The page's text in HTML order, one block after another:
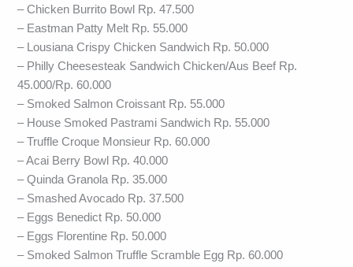
– Chicken Burrito Bowl Rp. 47.500
– Eastman Patty Melt Rp. 55.000
– Lousiana Crispy Chicken Sandwich Rp. 50.000
– Philly Cheesesteak Sandwich Chicken/Aus Beef Rp.
45.000/Rp. 60.000
– Smoked Salmon Croissant Rp. 55.000
– House Smoked Pastrami Sandwich Rp. 55.000
– Truffle Croque Monsieur Rp. 60.000
– Acai Berry Bowl Rp. 40.000
– Quinda Granola Rp. 35.000
– Smashed Avocado Rp. 37.500
– Eggs Benedict Rp. 50.000
– Eggs Florentine Rp. 50.000
– Smoked Salmon Truffle Scramble Egg Rp. 60.000